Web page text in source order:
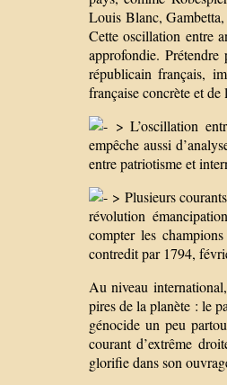
Louis Blanc,
Cette oscillation entre
approfondie.
républicain français,
française concrète et
> L’oscillation
empêche aussi
entre patriotisme et
> Plusieurs
révolution
compter les
contredit par 1794,
Au niveau
pires de la planète : le
génocide un peu
courant d’extrême
glorifie dans son